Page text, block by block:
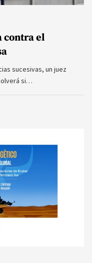
contra el
sucesivas, un juez
si…